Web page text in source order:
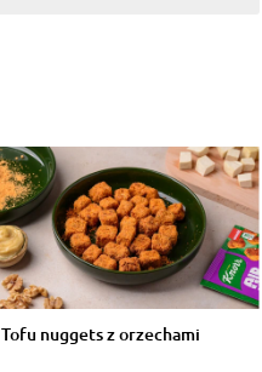
Tofu nuggets z orzechami